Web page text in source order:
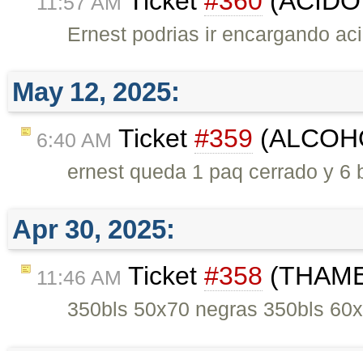
Ernest podrias ir encargando
May 12, 2025:
6:40 AM Ticket #359
ernest queda 1 paq cerrado y
Apr 30, 2025:
11:46 AM Ticket #358
350bls 50x70 negras 350bls